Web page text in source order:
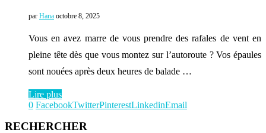
par Hana octobre 8, 2025
Vous en avez marre de vous prendre des rafales de vent en
pleine tête dès que vous montez sur l’autoroute ? Vos épaules
sont nouées après deux heures de balade …
Lire plus
0 FacebookTwitterPinterestLinkedinEmail
RECHERCHER